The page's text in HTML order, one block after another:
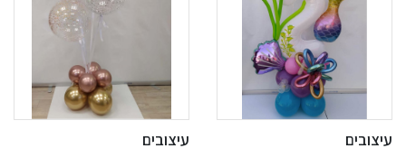
עיצובים עיצובים